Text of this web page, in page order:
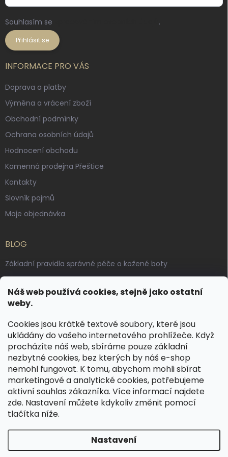
Náš web používá cookies, stejně jako ostatní
weby.
Cookies jsou krátké textové soubory, které jsou
ukládány do vašeho internetového prohlížeče. Když
procházíte náš web, sbíráme pouze základní
nezbytné cookies, bez kterých by náš e-shop
nemohl fungovat. K tomu, abychom mohli sbírat
marketingové a analytické cookies, potřebujeme
aktivní souhlas zákazníka. Více informací najdete
zde. Nastavení můžete kdykoliv změnit pomocí
tlačítka níže.
Nastavení
Souhlasím se .
Přihlásit se
INFORMACE PRO VÁS
Doprava a platby
Výměna a vrácení zboží
Obchodní podmínky
Ochrana osobních údajů
Hodnocení obchodu
Kamenná prodejna Přeštice
Kontakty
Slovník pojmů
Moje objednávka
BLOG
Základní pravidla správné péče o kožené boty
Výroba českých kožených opasků: vůně pravé kůže, dotek
řemesla
KONTAKT
dotazy@spongr.cz
+420 776 663 962
https://www.facebook.com/spongr.cz
spongr.cz